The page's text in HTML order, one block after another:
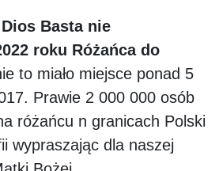
Basta nie
roku Różańca do
to miało miejsce ponad 5
Prawie 2 000 000 osób
różańcu n granicach Polski
wypraszając dla naszej